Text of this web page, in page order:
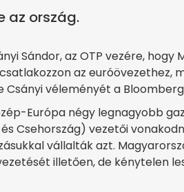
az ország.
Sándor, az OTP vezére, hogy
az euróövezethez,
Csányi véleményét a
Európa négy legnagyobb
Csehország) vezetői
vállalták azt.
illetően, de kénytelen